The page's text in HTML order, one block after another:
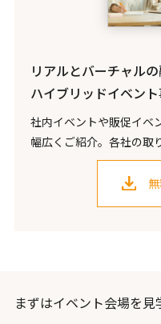
リアルとバーチャル
ハイブリッドイベン
社内イベントや販促イベ
幅広くご紹介。各社の取
まずはイベント会場を見